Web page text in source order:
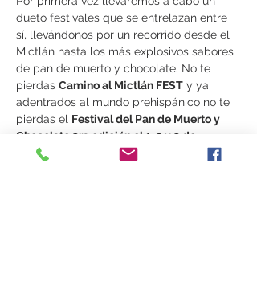
dueto festivales que se entrelazan entre
sí, llevándonos por un recorrido desde el
Mictlán hasta los más explosivos sabores
de pan de muerto y chocolate. No te
pierdas Camino al Mictlán FEST y ya
adentrados al mundo prehispánico no te
pierdas el Festival del Pan de Muerto y
Chocolate 3ra edición el 1, 2 y 3 de
noviembre en dos SEDES alternas,
Palacio